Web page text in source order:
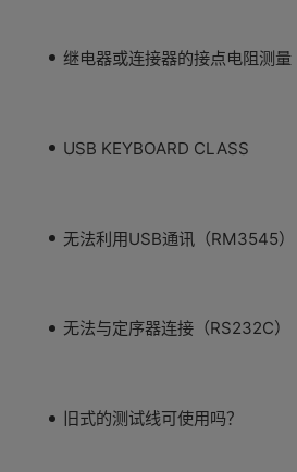
继电器或连接器的接点电阻测量
USB KEYBOARD CLASS
无法利用USB通讯（RM3545）
无法与定序器连接（RS232C）
旧式的测试线可使用吗？